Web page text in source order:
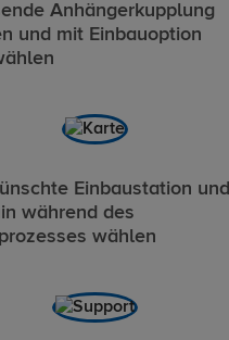
Anhängerkupplung
und mit Einbauoption
Einbaustation und
während des
wählen